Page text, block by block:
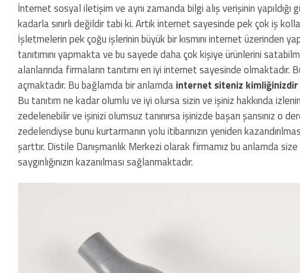
İnternet sosyal iletişim ve aynı zamanda bilgi alış verişinin
kadarla sınırlı değildir tabi ki. Artık internet sayesinde pek çok iş
İşletmelerin pek çoğu işlerinin büyük bir kısmını internet üzerinden
tanıtımını yapmakta ve bu sayede daha çok kişiye ürünlerini
alanlarında firmaların tanıtımı en iyi internet sayesinde
açmaktadır. Bu bağlamda bir anlamdainternet siteniz kimliğinizdir
Bu tanıtım ne kadar olumlu ve iyi olursa sizin ve işiniz hakkında
zedelenebilir ve işinizi olumsuz tanınırsa işinizde başarı şansınız o
zedelendiyse bunu kurtarmanın yolu itibarınızın yeniden
şarttır. Distile Danışmanlık Merkezi olarak firmamız bu anlamda
saygınlığınızın kazanılması sağlanmaktadır.